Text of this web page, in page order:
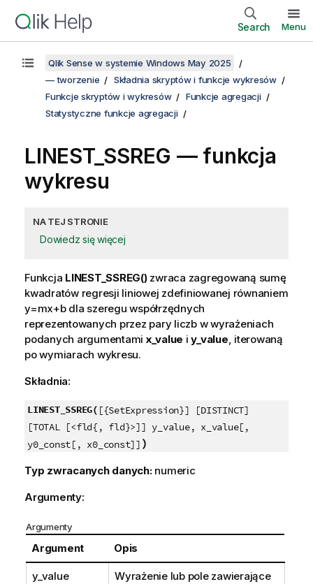
Search Menu
Qlik Sense w systemie Windows May 2025
— tworzenie
Składnia skryptów i funkcje wykresów
Funkcje skryptów i wykresów
Funkcje agregacji
Statystyczne funkcje agregacji
LINEST_SSREG — funkcja
wykresu
NA TEJ STRONIE
Dowiedz się więcej
Funkcja LINEST_SSREG()zwraca zagregowaną sumę
kwadratów regresji liniowej zdefiniowanej równaniem
y=mx+bdla szeregu współrzędnych
reprezentowanych przez pary liczb w wyrażeniach
podanych argumentami x_value iy_value, iterowaną
po wymiarach wykresu.
Składnia:
LINEST_SSREG( [{SetExpression}] [DISTINCT]
[TOTAL [<fld{, fld}>]] y_value, x_value[,
y0_const[, x0_const]] )
Typ zwracanych danych: numeric
Argumenty:
Argumenty
Argument Opis
y_value
Wyrażenie lub pole zawierające